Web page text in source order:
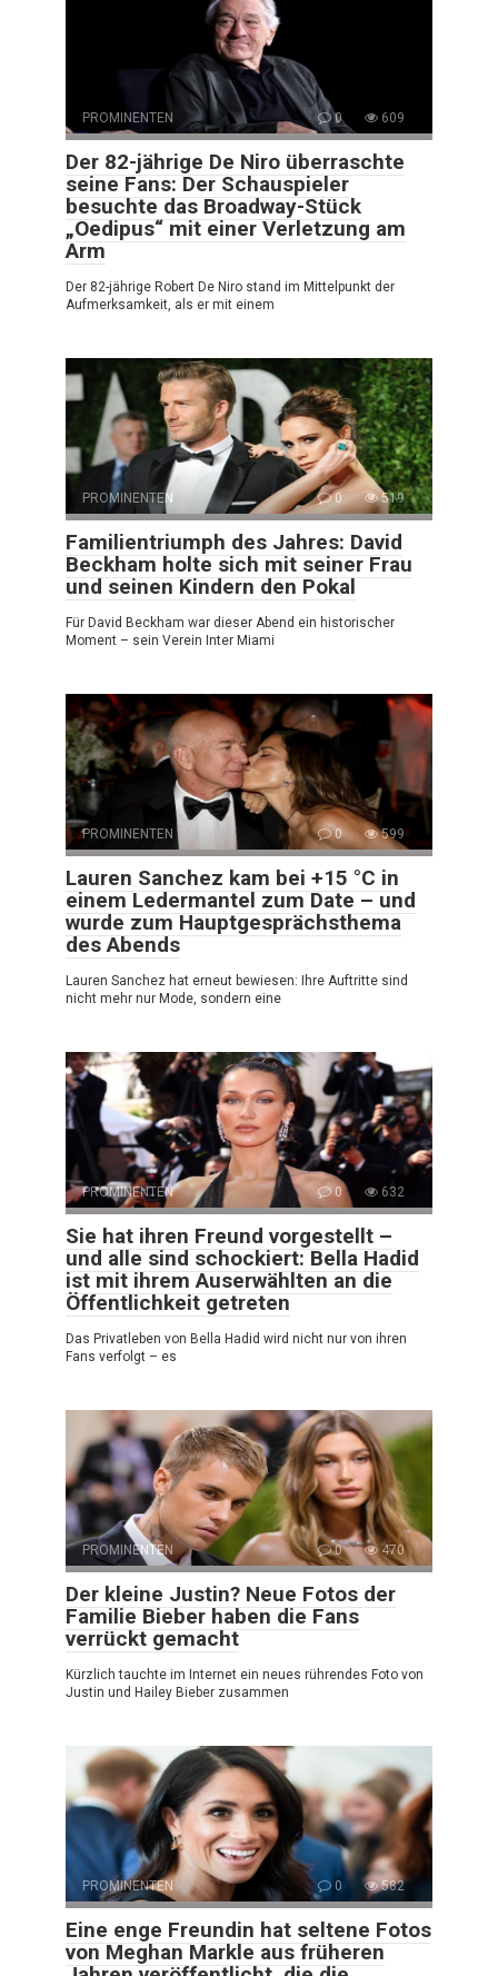
PROMINENTEN 0 609
Der 82-jährige De Niro überraschte
seine Fans: Der Schauspieler
besuchte das Broadway-Stück
„Oedipus“ mit einer Verletzung am
Arm
Der 82-jährige Robert De Niro stand im Mittelpunkt der
Aufmerksamkeit, als er mit einem
PROMINENTEN 0 519
Familientriumph des Jahres: David
Beckham holte sich mit seiner Frau
und seinen Kindern den Pokal
Für David Beckham war dieser Abend ein historischer
Moment – sein Verein Inter Miami
PROMINENTEN 0 599
Lauren Sanchez kam bei +15 °C in
einem Ledermantel zum Date – und
wurde zum Hauptgesprächsthema
des Abends
Lauren Sanchez hat erneut bewiesen: Ihre Auftritte sind
nicht mehr nur Mode, sondern eine
PROMINENTEN 0 632
Sie hat ihren Freund vorgestellt –
und alle sind schockiert: Bella Hadid
ist mit ihrem Auserwählten an die
Öffentlichkeit getreten
Das Privatleben von Bella Hadid wird nicht nur von ihren
Fans verfolgt – es
PROMINENTEN 0 470
Der kleine Justin? Neue Fotos der
Familie Bieber haben die Fans
verrückt gemacht
Kürzlich tauchte im Internet ein neues rührendes Foto von
Justin und Hailey Bieber zusammen
PROMINENTEN 0 582
Eine enge Freundin hat seltene Fotos
von Meghan Markle aus früheren